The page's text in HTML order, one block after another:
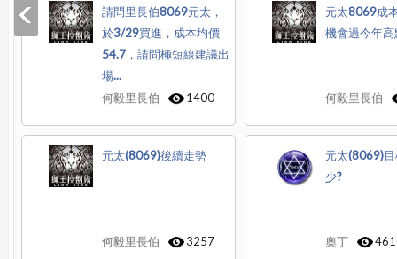
請問里長伯8069元太，
於3/29買進，成本均價
54.7，請問極短線建議出
場...
何毅里長伯
1400
元太8069成
機會過今年高
何毅里長伯
元太(8069)後續走勢
何毅里長伯 3257
元太(8069)
少?
奧丁